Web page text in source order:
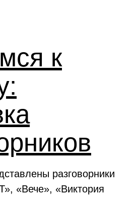
к
разговорники
«Вече», «Виктория